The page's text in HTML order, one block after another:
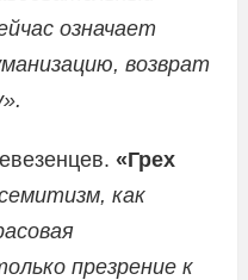
означает
возврат
«Грех
как
презрение к